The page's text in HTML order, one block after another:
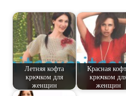
Летняя кофта
крючком для
женщин
Красная
крючком
женщин